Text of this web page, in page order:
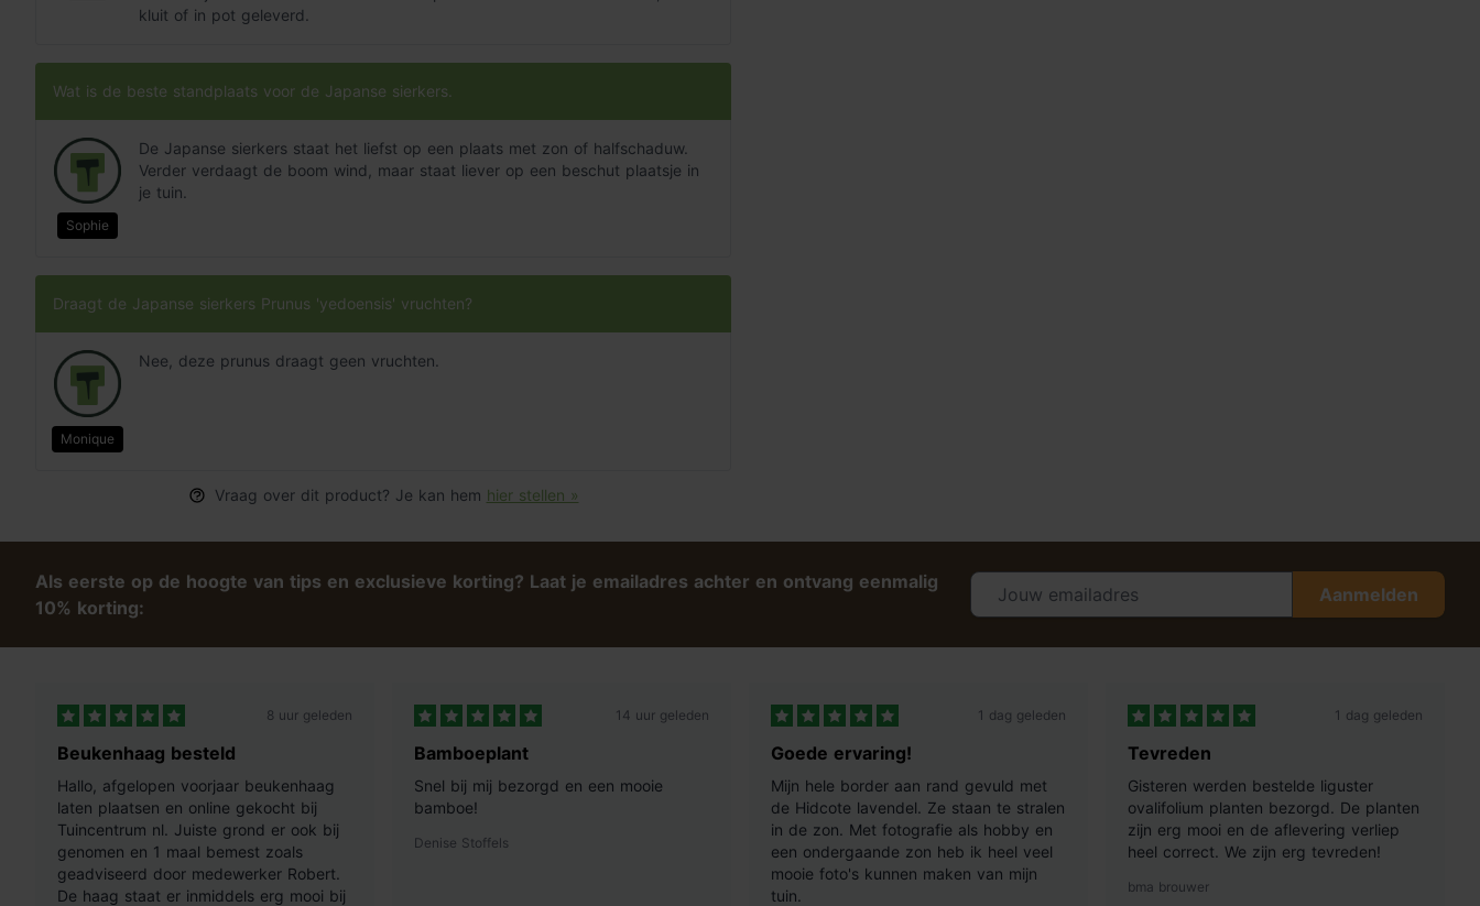
kluit of in pot geleverd.
Wat is de beste standplaats voor de Japanse sierkers.
Sophie
De Japanse sierkers staat het liefst op een plaats met zon of halfschaduw.
Verder verdaagt de boom wind, maar staat liever op een beschut plaatsje in
je tuin.
Draagt de Japanse sierkers Prunus 'yedoensis' vruchten?
Monique
Nee, deze prunus draagt geen vruchten.
Vraag over dit product? Je kan hem hier stellen »
Als eerste op de hoogte van tips en exclusieve korting? Laat je emailadres achter en ontvang eenmalig
10% korting:
Aanmelden
8 uur geleden
Beukenhaag besteld
Hallo, afgelopen voorjaar beukenhaag
laten plaatsen en online gekocht bij
Tuincentrum nl. Juiste grond er ook bij
genomen en 1 maal bemest zoals
geadviseerd door medewerker Robert.
De haag staat er inmiddels erg mooi bij
14 uur geleden
Bamboeplant
Snel bij mij bezorgd en een mooie
bamboe!
Denise Stoffels
1 dag geleden
Goede ervaring!
Mijn hele border aan rand gevuld met
de Hidcote lavendel. Ze staan te stralen
in de zon. Met fotografie als hobby en
een ondergaande zon heb ik heel veel
mooie foto's kunnen maken van mijn
tuin.
1 dag geleden
Tevreden
Gisteren werden bestelde liguster
ovalifolium planten bezorgd. De planten
zijn erg mooi en de aflevering verliep
heel correct. We zijn erg tevreden!
bma brouwer